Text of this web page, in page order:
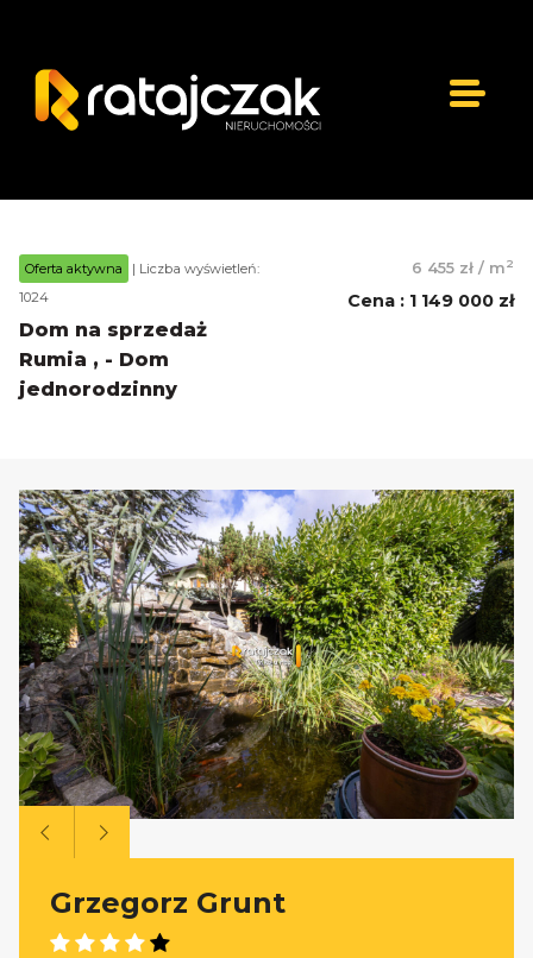
Oferta aktywna
| Liczba wyświetleń:
1024
Dom na sprzedaż
Rumia , - Dom
jednorodzinny
6 455 zł / m2
Cena : 1 149 000 zł
Grzegorz Grunt